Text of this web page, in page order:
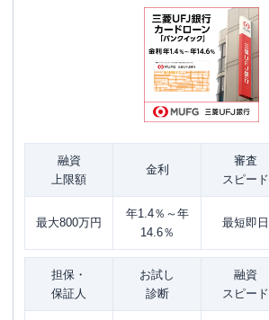
融資
上限額
金利
審査
スピード
最大800万円
年1.4％～年
14.6％
最短即日
担保・
保証人
お試し
診断
融資
スピード